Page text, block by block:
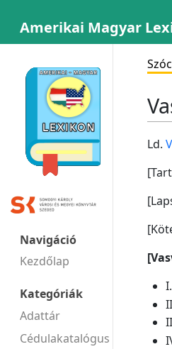
Amerikai Magyar
Navigáció
Kezdőlap
Kategóriák
Adattár
Cédulakatalógus
Ld.